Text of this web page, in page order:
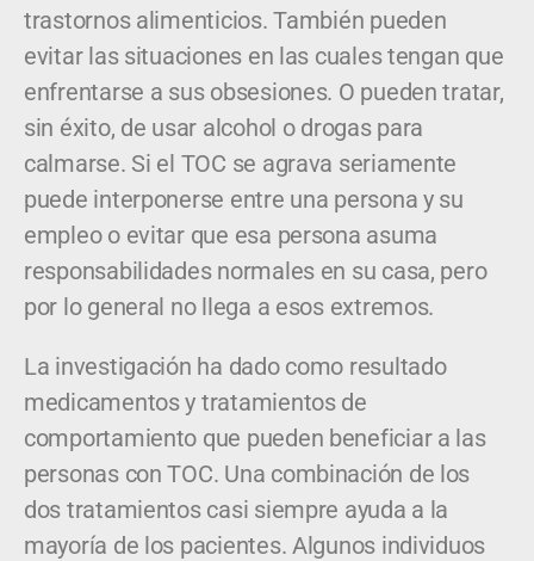
trastornos alimenticios. También pueden
evitar las situaciones en las cuales tengan que
enfrentarse a sus obsesiones. O pueden tratar,
sin éxito, de usar alcohol o drogas para
calmarse. Si el TOC se agrava seriamente
puede interponerse entre una persona y su
empleo o evitar que esa persona asuma
responsabilidades normales en su casa, pero
por lo general no llega a esos extremos.
La investigación ha dado como resultado
medicamentos y tratamientos de
comportamiento que pueden beneficiar a las
personas con TOC. Una combinación de los
dos tratamientos casi siempre ayuda a la
mayoría de los pacientes. Algunos individuos